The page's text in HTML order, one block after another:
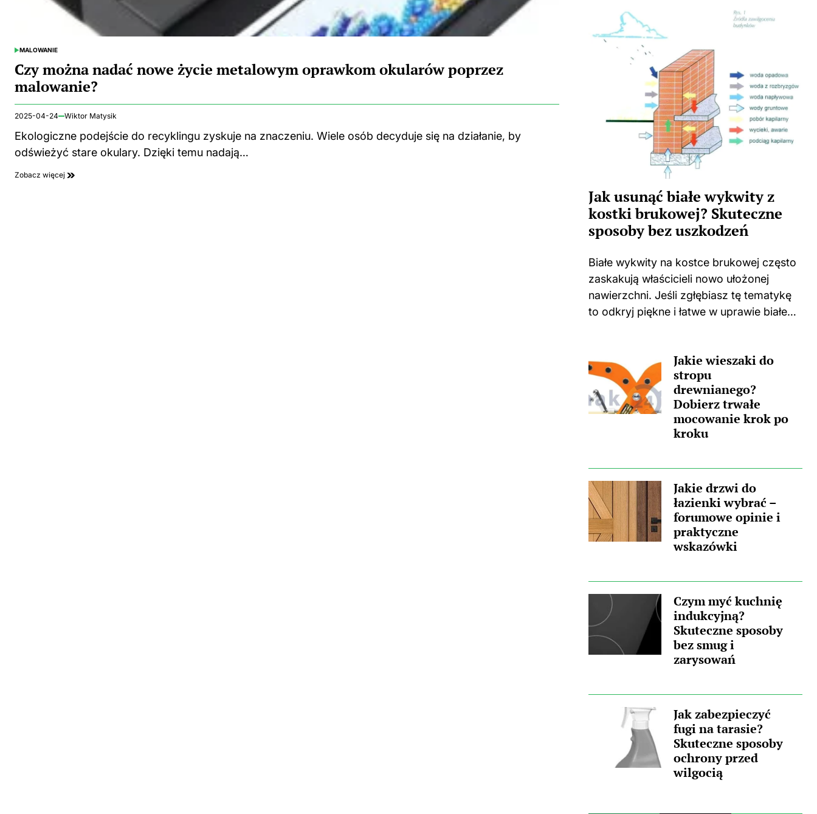
POSTED
MALOWANIE
Czy można nadać nowe życie metalowym oprawkom okularów poprzez
malowanie?
2025-04-24 Wiktor Matysik
Ekologiczne podejście do recyklingu zyskuje na znaczeniu. Wiele osób decyduje się na działanie, by
odświeżyć stare okulary. Dzięki temu nadają…
Zobacz więcej
Jak usunąć białe wykwity z
kostki brukowej? Skuteczne
sposoby bez uszkodzeń
Białe wykwity na kostce brukowej często
zaskakują właścicieli nowo ułożonej
nawierzchni. Jeśli zgłębiasz tę tematykę
to odkryj piękne i łatwe w uprawie białe
sytuacjami, w których świeżo położona
kostka zaczyna...
Jakie wieszaki do
stropu
drewnianego?
Dobierz trwałe
mocowanie krok po
kroku
Jakie drzwi do
łazienki wybrać –
forumowe opinie i
praktyczne
wskazówki
Czym myć kuchnię
indukcyjną?
Skuteczne sposoby
bez smug i
zarysowań
Jak zabezpieczyć
fugi na tarasie?
Skuteczne sposoby
ochrony przed
wilgocią